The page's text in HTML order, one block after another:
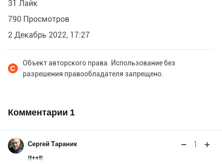
31 Лайк
790 Просмотров
2 Декабрь 2022, 17:27
Объект авторского права. Использование без
разрешения правообладателя запрещено.
Комментарии 1
Сергей Тараник 1
!!!++!!!